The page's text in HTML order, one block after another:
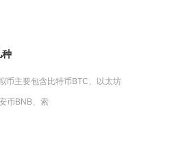
种
币主要包含比特币BTC、以太坊
币BNB、索